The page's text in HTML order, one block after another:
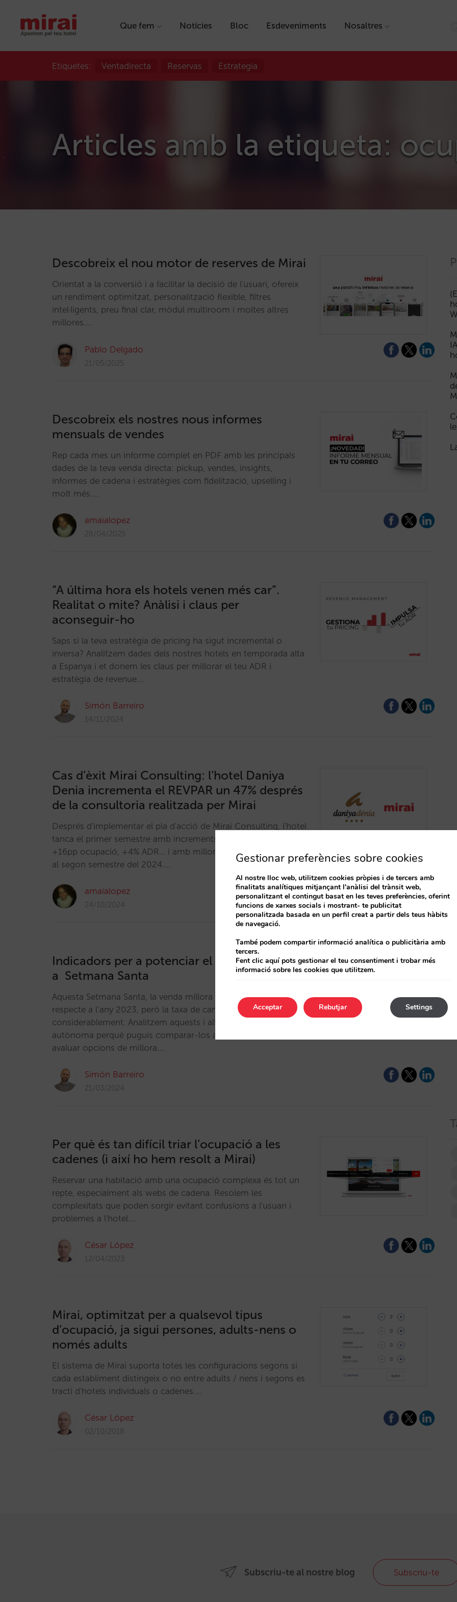
Que fem Notícies Bloc Esdeveniments Nosaltres
Etiquetes: Ventadirecta Reservas Estrategia
Articles amb la etiqueta:
Descobreix el nou motor de reserves de Mirai
Orientat a la conversió i a facilitar la decisió de l'usuari, ofereix
un rendiment optimitzat, personalització flexible, filtres
intel·ligents, preu final clar, mòdul multiroom i moltes altres
millores.…
Pablo Delgado
21/05/2025
Descobreix els nostres nous informes
mensuals de vendes
Rep cada mes un informe complet en PDF amb les principals
dades de la teva venda directa: pickup, vendes, insights,
informes de cadena i estratègies com fidelització, upselling i
molt més.…
amaialopez
28/04/2025
“A última hora els hotels venen més car”.
Realitat o mite? Anàlisi i claus per
aconseguir-ho
Saps si la teva estratègia de pricing ha sigut incremental o
inversa? Analitzem dades dels nostres hotels en temporada alta
a Espanya i et donem les claus per millorar el teu ADR i
estratègia de revenue.…
Simón Barreiro
14/11/2024
Cas d’èxit Mirai Consulting: l’hotel Daniya
Denia incrementa el REVPAR un 47% després
de la consultoria realitzada per Mirai
Després d'implementar el pla d'acció de Mirai Consulting, l'hotel
tanca el primer semestre amb increments a tots els indicadors:
+16pp ocupació, +4% ADR... i amb millors perspectives de cara
al segon semestre del 2024.…
amaialopez
24/10/2024
Indicadors per a potenciar el teu last minute
a Setmana Santa
Aquesta Setmana Santa, la venda millora un 26% i l’ADR un 9%
respecte a l’any 2023, però la taxa de cancel·lació creix
considerablement. Analitzem aquests i altres KPI per comunitat
autònoma perquè puguis comparar-los amb el teu hotel i
avaluar opcions de millora.…
Simón Barreiro
21/03/2024
Per què és tan difícil triar l’ocupació a les
cadenes (i així ho hem resolt a Mirai)
Reservar una habitació amb una ocupació complexa és tot un
repte, especialment als webs de cadena. Resolem les
complexitats que poden sorgir evitant confusions a l'usuari i
problemes a l'hotel.…
César López
12/04/2023
Mirai, optimitzat per a qualsevol tipus
d’ocupació, ja sigui persones, adults-nens o
només adults
El sistema de Mirai suporta totes les configuracions segons si
cada establiment distingeix o no entre adults / nens i segons es
tracti d'hotels individuals o cadenes.…
César López
02/10/2018
Subscriu-te al nostre blog Subscriu-te
Gestionar preferències sobre cookies
Al nostre lloc web, utilitzem cookies pròpies i de tercers amb
finalitats analítiques mitjançant l'anàlisi del trànsit web,
personalitzant el contingut basat en les teves preferències, oferint
funcions de xarxes socials i mostrant- te publicitat
personalitzada basada en un perfil creat a partir dels teus hàbits
de navegació.
També podem compartir informació analítica o publicitària amb
tercers.
Fent clic aquí pots gestionar el teu consentiment i trobar més
informació sobre les cookies que utilitzem.
Acceptar Settings
Rebutjar